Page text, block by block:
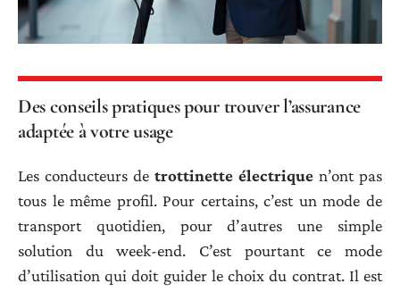
Des conseils pratiques pour trouver l’assurance
adaptée à votre usage
Les conducteurs de trottinette électrique n’ont pas
tous le même profil. Pour certains, c’est un mode de
transport quotidien, pour d’autres une simple
solution du week-end. C’est pourtant ce mode
d’utilisation qui doit guider le choix du contrat. Il est